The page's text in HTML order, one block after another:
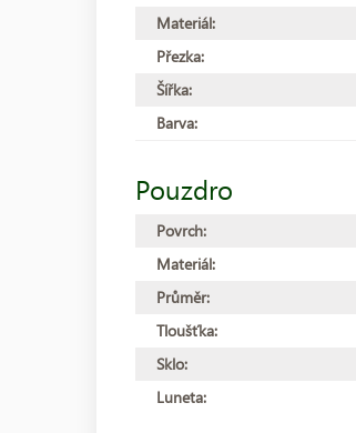
Materiál:
Přezka:
Šířka:
Barva:
Pouzdro
Povrch:
Materiál:
Průměr:
Tloušťka:
Sklo:
Luneta: